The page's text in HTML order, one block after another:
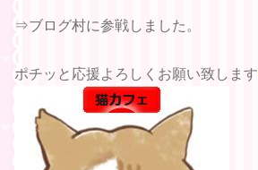
⇒ブログ村に参戦しました。
ポチッと応援よろしくお願い致します